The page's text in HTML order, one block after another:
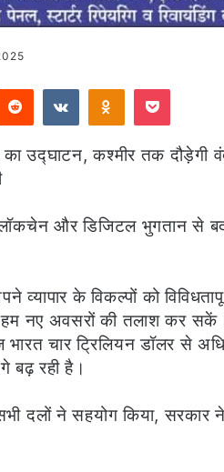
RedditVKontakteOdnoklassniki
Pocket
उद्घाटन, कश्मीर तक
और डिजिटल भुगतान से बदल
के विकल्पों को
हम नए अवसरों की तलाश कर
चार ट्रिलियन डॉलर से
बढ़ रही है।
दलों ने सहयोग किया, सरकार ने